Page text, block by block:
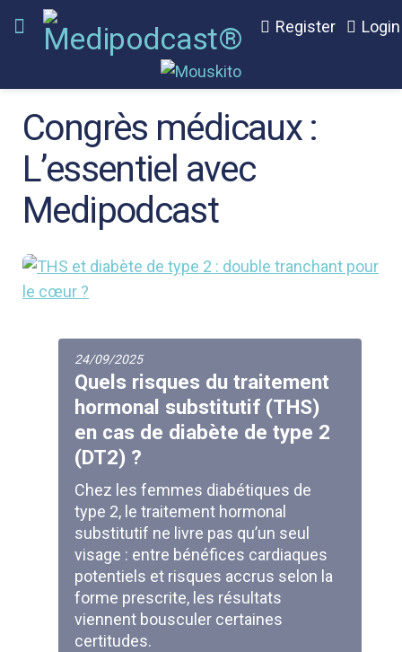
Register Login
Congrès médicaux :
L’essentiel avec
Medipodcast
24/09/2025
Quels risques du traitement
hormonal substitutif (THS)
en cas de diabète de type 2
(DT2) ?
Chez les femmes diabétiques de
type 2, le traitement hormonal
substitutif ne livre pas qu’un seul
visage : entre bénéfices cardiaques
potentiels et risques accrus selon la
forme prescrite, les résultats
viennent bousculer certaines
certitudes.